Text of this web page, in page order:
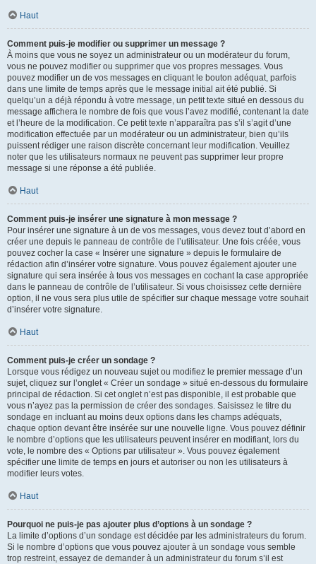
Haut
Comment puis-je modifier ou supprimer un message ?
À moins que vous ne soyez un administrateur ou un modérateur du forum,
vous ne pouvez modifier ou supprimer que vos propres messages. Vous
pouvez modifier un de vos messages en cliquant le bouton adéquat, parfois
dans une limite de temps après que le message initial ait été publié. Si
quelqu’un a déjà répondu à votre message, un petit texte situé en dessous du
message affichera le nombre de fois que vous l’avez modifié, contenant la date
et l’heure de la modification. Ce petit texte n’apparaîtra pas s’il s’agit d’une
modification effectuée par un modérateur ou un administrateur, bien qu’ils
puissent rédiger une raison discrète concernant leur modification. Veuillez
noter que les utilisateurs normaux ne peuvent pas supprimer leur propre
message si une réponse a été publiée.
Haut
Comment puis-je insérer une signature à mon message ?
Pour insérer une signature à un de vos messages, vous devez tout d’abord en
créer une depuis le panneau de contrôle de l’utilisateur. Une fois créée, vous
pouvez cocher la case « Insérer une signature » depuis le formulaire de
rédaction afin d’insérer votre signature. Vous pouvez également ajouter une
signature qui sera insérée à tous vos messages en cochant la case appropriée
dans le panneau de contrôle de l’utilisateur. Si vous choisissez cette dernière
option, il ne vous sera plus utile de spécifier sur chaque message votre souhait
d’insérer votre signature.
Haut
Comment puis-je créer un sondage ?
Lorsque vous rédigez un nouveau sujet ou modifiez le premier message d’un
sujet, cliquez sur l’onglet « Créer un sondage » situé en-dessous du formulaire
principal de rédaction. Si cet onglet n’est pas disponible, il est probable que
vous n’ayez pas la permission de créer des sondages. Saisissez le titre du
sondage en incluant au moins deux options dans les champs adéquats,
chaque option devant être insérée sur une nouvelle ligne. Vous pouvez définir
le nombre d’options que les utilisateurs peuvent insérer en modifiant, lors du
vote, le nombre des « Options par utilisateur ». Vous pouvez également
spécifier une limite de temps en jours et autoriser ou non les utilisateurs à
modifier leurs votes.
Haut
Pourquoi ne puis-je pas ajouter plus d’options à un sondage ?
La limite d’options d’un sondage est décidée par les administrateurs du forum.
Si le nombre d’options que vous pouvez ajouter à un sondage vous semble
trop restreint, essayez de demander à un administrateur du forum s’il est